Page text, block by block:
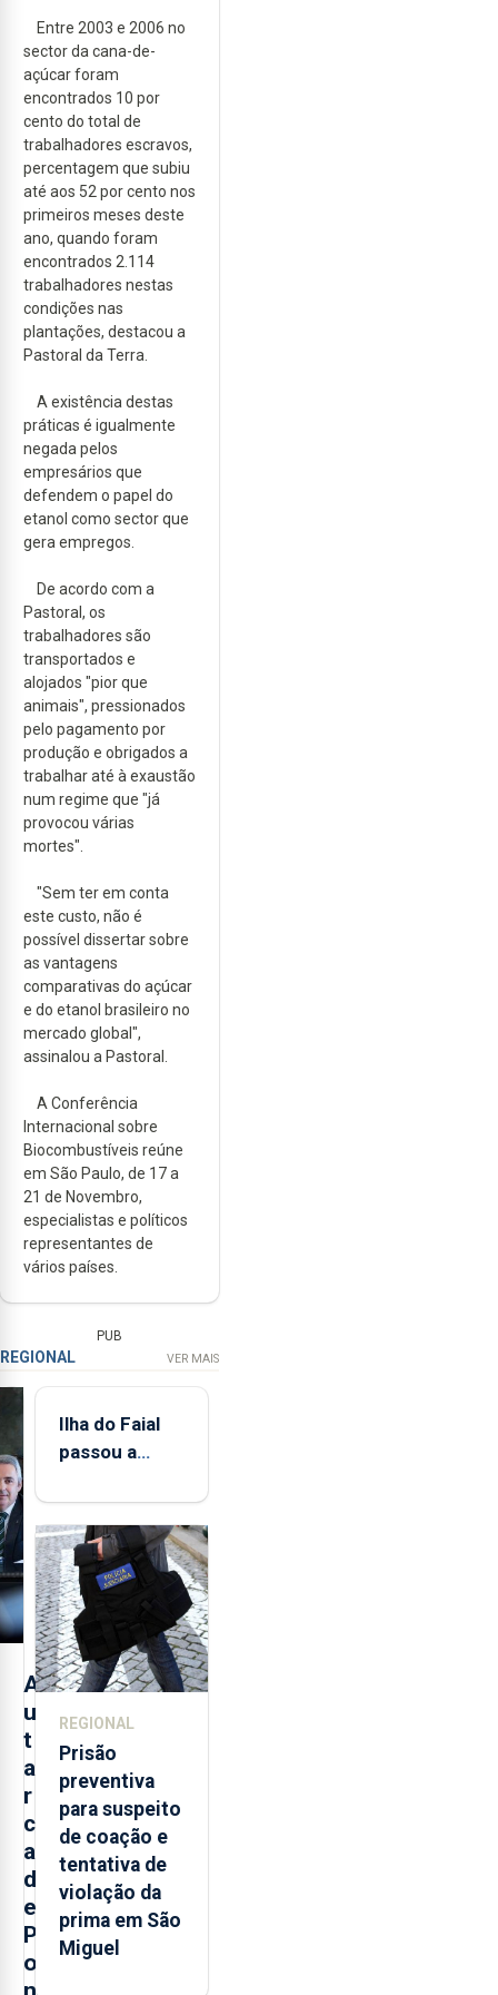
Entre 2003 e 2006 no
sector da cana-de-
açúcar foram
encontrados 10 por
cento do total de
trabalhadores escravos,
percentagem que subiu
até aos 52 por cento nos
primeiros meses deste
ano, quando foram
encontrados 2.114
trabalhadores nestas
condições nas
plantações, destacou a
Pastoral da Terra.
A existência destas
práticas é igualmente
negada pelos
empresários que
defendem o papel do
etanol como sector que
gera empregos.
De acordo com a
Pastoral, os
trabalhadores são
transportados e
alojados "pior que
animais", pressionados
pelo pagamento por
produção e obrigados a
trabalhar até à exaustão
num regime que "já
provocou várias
mortes".
"Sem ter em conta
este custo, não é
possível dissertar sobre
as vantagens
comparativas do açúcar
e do etanol brasileiro no
mercado global",
assinalou a Pastoral.
A Conferência
Internacional sobre
Biocombustíveis reúne
em São Paulo, de 17 a
21 de Novembro,
especialistas e políticos
representantes de
vários países.
PUB
REGIONAL VER MAIS
A
u
t
a
r
c
a
d
e
P
o
Ilha do Faial
passou a
de
monitorização
de infrassons
dos Açores
REGIONAL
Prisão
preventiva
para suspeito
de coação e
tentativa de
violação da
prima em São
Miguel